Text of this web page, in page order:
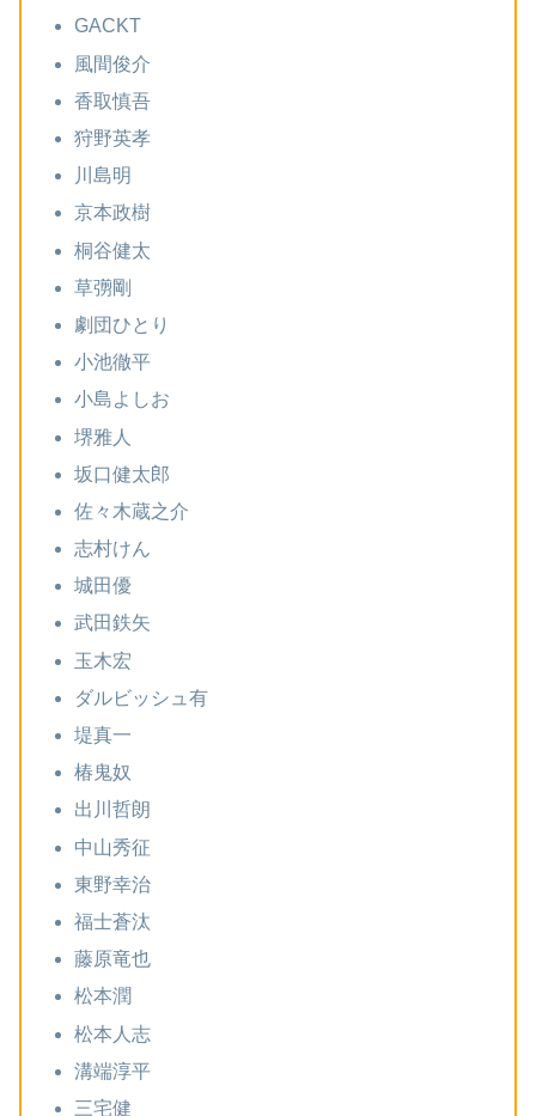
GACKT
風間俊介
香取慎吾
狩野英孝
川島明
京本政樹
桐谷健太
草彅剛
劇団ひとり
小池徹平
小島よしお
堺雅人
坂口健太郎
佐々木蔵之介
志村けん
城田優
武田鉄矢
玉木宏
ダルビッシュ有
堤真一
椿鬼奴
出川哲朗
中山秀征
東野幸治
福士蒼汰
藤原竜也
松本潤
松本人志
溝端淳平
三宅健